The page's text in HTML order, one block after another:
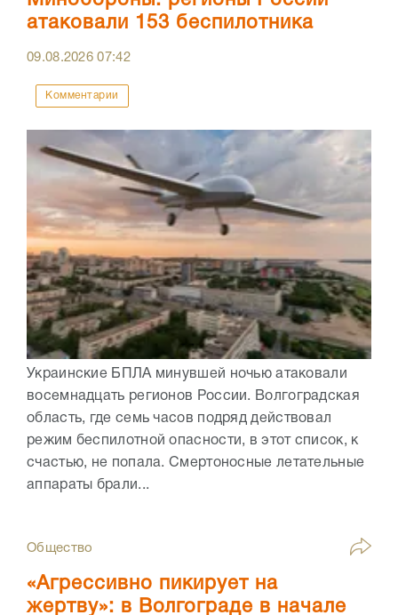
атаковали 153 беспилотника
09.08.202607:42
Комментарии
Украинские БПЛА минувшей ночью атаковали
восемнадцать регионов России. Волгоградская
область, где семь часов подряд действовал
режим беспилотной опасности, в этот список, к
счастью, не попала. Смертоносные летательные
аппараты брали...
Общество
«Агрессивно пикирует на
жертву»: в Волгограде в начале